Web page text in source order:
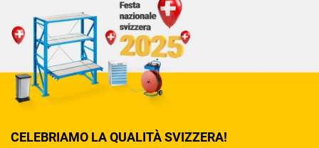
CELEBRIAMO LA QUALITÀ SVIZZERA!